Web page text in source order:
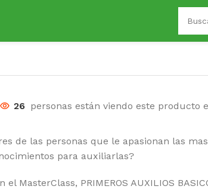
26 personas están viendo este producto
de las personas que le apasionan las
para auxiliarlas?
el MasterClass, PRIMEROS AUXILIOS